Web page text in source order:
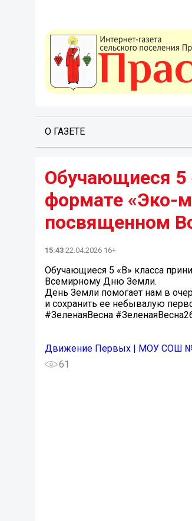
О ГАЗЕТЕ
Обучающиеся 5
формате «Эко-
посвященном
15:43 22.04.2026 16+
Обучающиеся 5 «В» класса
Всемирному Дню Земли.
День Земли помогает нам в
и сохранить ее небывалую
#ЗеленаяВесна
Движение Первых | МОУ СОШ №
61